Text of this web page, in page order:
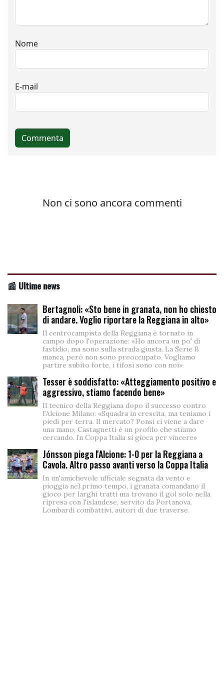
📰 Ultime news
Bertagnoli: «Sto bene in granata, non ho chiesto
di andare. Voglio riportare la Reggiana in alto»
Il centrocampista della Reggiana è tornato in
campo dopo l'operazione: «Ho ancora un po' di
fastidio, ma sono sulla strada giusta. La Serie B
manca, però non sono preoccupato. Vogliamo
partire subito forte, i tifosi sono con noi»
Tesser è soddisfatto: «Atteggiamento positivo e
aggressivo, stiamo facendo bene»
Il tecnico della Reggiana dopo il successo contro
l'Alcione Milano: «Squadra in crescita, ma teniamo i
piedi per terra. Il mercato? Ponsi ci viene a dare
una mano, Castagnetti è un profilo che stiamo
cercando. In Coppa Italia si gioca per vincere»
Jónsson piega l'Alcione: 1-0 per la Reggiana a
Cavola. Altro passo avanti verso la Coppa Italia
In un'amichevole ufficiale segnata da vento e
pioggia nel primo tempo, i granata comandano il
gioco per larghi tratti ma trovano il gol solo nella
ripresa con l'islandese, servito da Portanova.
Lombardi combattivi, autori di due traverse.